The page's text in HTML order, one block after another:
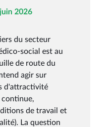
2026
du secteur
social est au
de route du
agir sur
d'attractivité
continue,
de travail et
La question